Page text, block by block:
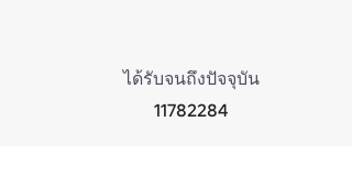
ได้รับจนถึงปัจจุบัน
11782284